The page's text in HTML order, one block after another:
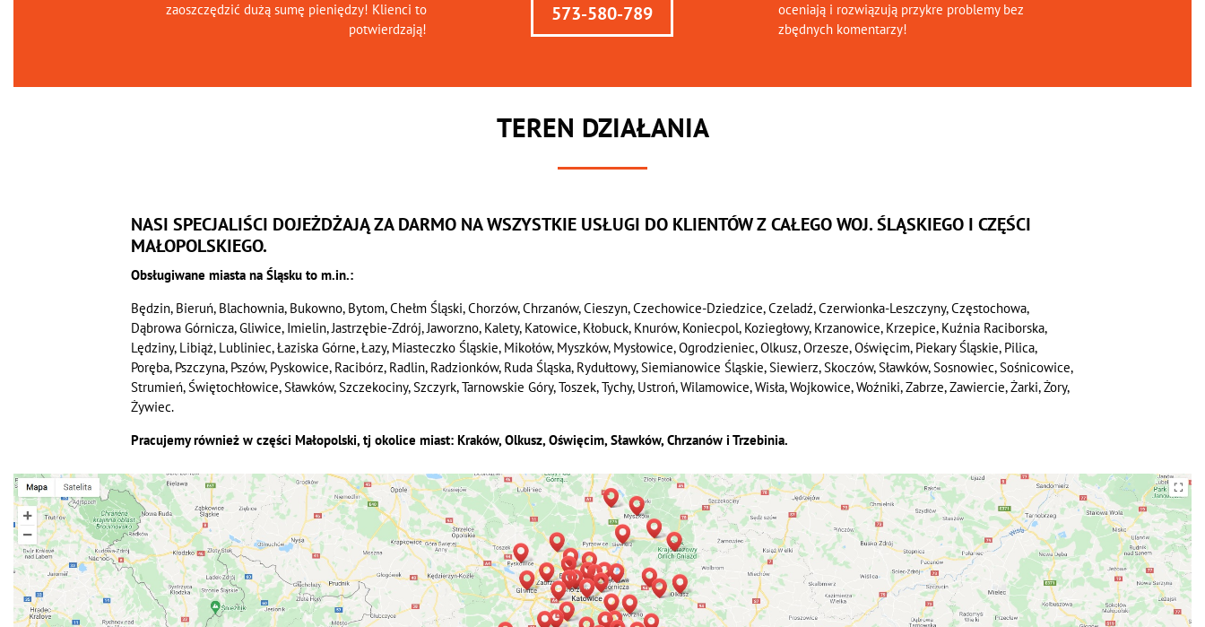
zaoszczędzić dużą sumę pieniędzy! Klienci to
potwierdzają!
573-580-789
oceniają i rozwiązują przykre problemy bez
zbędnych komentarzy!
TEREN DZIAŁANIA
NASI SPECJALIŚCI DOJEŻDŻAJĄ ZA DARMO NA WSZYSTKIE USŁUGI DO KLIENTÓW Z CAŁEGO WOJ. ŚLĄSKIEGO I CZĘŚCI
MAŁOPOLSKIEGO.
Obsługiwane miasta na Śląsku to m.in.:
Będzin, Bieruń, Blachownia, Bukowno, Bytom, Chełm Śląski, Chorzów, Chrzanów, Cieszyn, Czechowice-Dziedzice, Czeladź, Czerwionka-Leszczyny, Częstochowa,
Dąbrowa Górnicza, Gliwice, Imielin, Jastrzębie-Zdrój, Jaworzno, Kalety, Katowice, Kłobuck, Knurów, Koniecpol, Koziegłowy, Krzanowice, Krzepice, Kuźnia Raciborska,
Lędziny, Libiąż, Lubliniec, Łaziska Górne, Łazy, Miasteczko Śląskie, Mikołów, Myszków, Mysłowice, Ogrodzieniec, Olkusz, Orzesze, Oświęcim, Piekary Śląskie, Pilica,
Poręba, Pszczyna, Pszów, Pyskowice, Racibórz, Radlin, Radzionków, Ruda Śląska, Rydułtowy, Siemianowice Śląskie, Siewierz, Skoczów, Sławków, Sosnowiec, Sośnicowice,
Strumień, Świętochłowice, Sławków, Szczekociny, Szczyrk, Tarnowskie Góry, Toszek, Tychy, Ustroń, Wilamowice, Wisła, Wojkowice, Woźniki, Zabrze, Zawiercie, Żarki, Żory,
Żywiec.
Pracujemy również w części Małopolski, tj okolice miast: Kraków, Olkusz, Oświęcim, Sławków, Chrzanów i Trzebinia.